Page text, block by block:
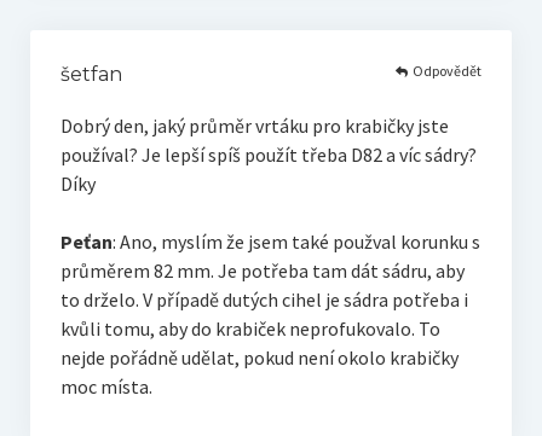
šetfan
Dobrý den, jaký průměr vrtáku pro krabičky jste
používal? Je lepší spíš použít třeba D82 a víc sádry?
Díky
Peťan: Ano, myslím že jsem také použval korunku s
průměrem 82 mm. Je potřeba tam dát sádru, aby
to drželo. V případě dutých cihel je sádra potřeba i
kvůli tomu, aby do krabiček neprofukovalo. To
nejde pořádně udělat, pokud není okolo krabičky
moc místa.
Odpovědět